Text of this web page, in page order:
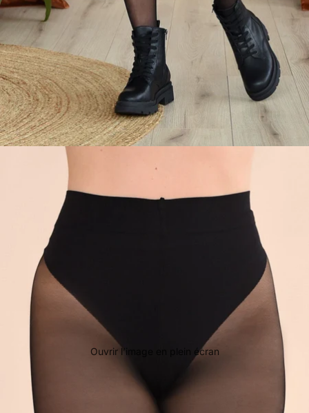
Ouvrir l’image en plein écran